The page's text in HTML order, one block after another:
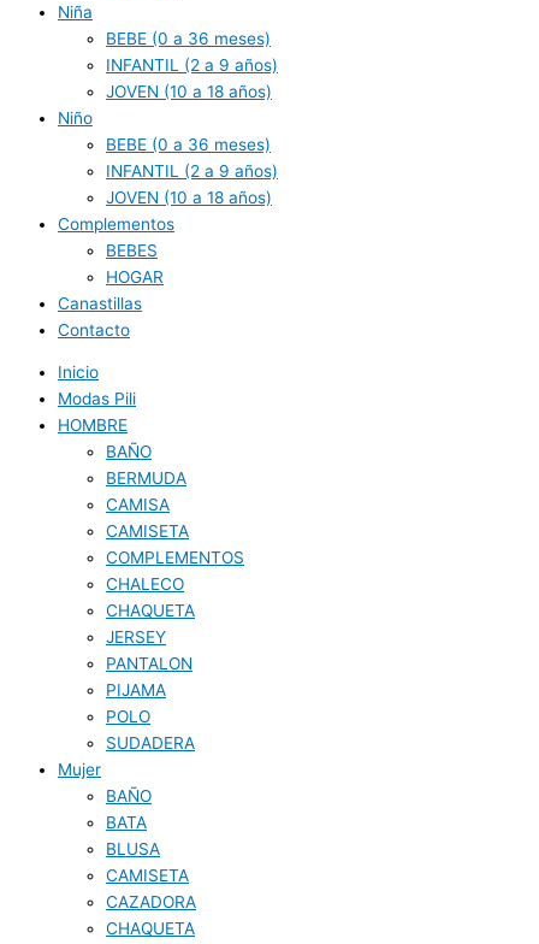
Niña
BEBE (0 a 36 meses)
INFANTIL (2 a 9 años)
JOVEN (10 a 18 años)
Niño
BEBE (0 a 36 meses)
INFANTIL (2 a 9 años)
JOVEN (10 a 18 años)
Complementos
BEBES
HOGAR
Canastillas
Contacto
Inicio
Modas Pili
HOMBRE
BAÑO
BERMUDA
CAMISA
CAMISETA
COMPLEMENTOS
CHALECO
CHAQUETA
JERSEY
PANTALON
PIJAMA
POLO
SUDADERA
Mujer
BAÑO
BATA
BLUSA
CAMISETA
CAZADORA
CHAQUETA